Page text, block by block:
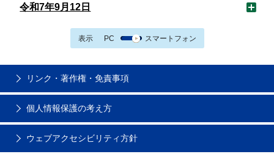
令和7年9月12日
表示 PC スマートフォン
リンク・著作権・免責事項
個人情報保護の考え方
ウェブアクセシビリティ方針